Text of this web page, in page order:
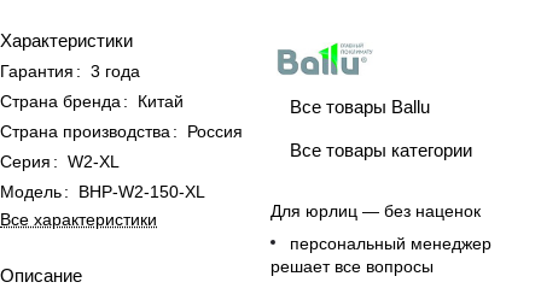
Характеристики
Гарантия : 3 года
Страна бренда :
Китай
Страна производства :
Россия
Серия : W2-XL
Модель:
BHP-W2-150-XL
Все характеристики
Описание
Все товары Ballu
Все товары категории
Для юрлиц — без наценок
персональный менеджер
решает все вопросы